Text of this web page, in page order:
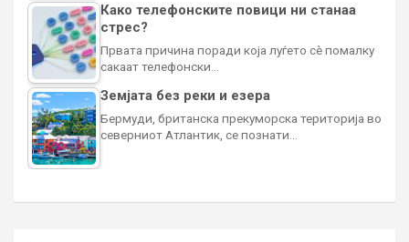
Како телефонските повици ни станаа
стрес?
Првата причина поради која луѓето сè помалку
сакаат телефонски…
Земјата без реки и езера
Бермуди, британска прекуморска територија во
северниот Атлантик, се познати…